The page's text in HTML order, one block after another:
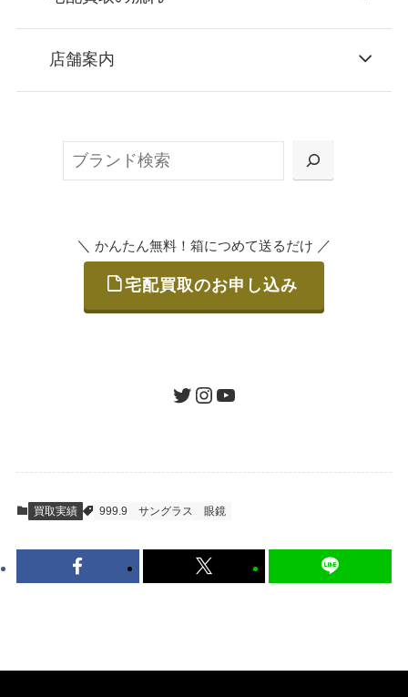
お申込み
または梱包材不要の「集荷申込」からお選び
ご発送
査定結果のご承認 / 入金
到着即日に査定いたします。買取金額にご納
得いただければ、最短即日の入金が可能で
店舗案内
＼ かんたん無料！箱につめて送るだけ ／
宅配買取のお申し込み
ツイッターインスタグラムユーチューブ
買取実績 999.9 サングラス 眼鏡